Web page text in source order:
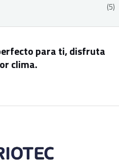
(5)
para ti, disfruta
clima.